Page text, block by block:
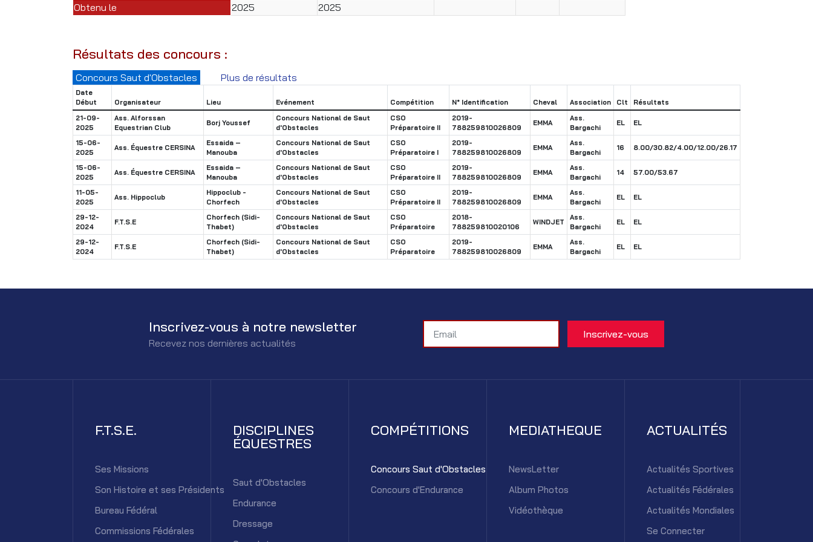
Obtenu le
2025 2025
Résultats des concours :
Concours Saut d'Obstacles Plus de résultats
Date
Début
Organisateur Lieu Evénement Compétition N° Identification Cheval Association Clt
Résultats
21-09-
2025
Ass. Alforssan
Equestrian Club
Borj Youssef
Concours National de Saut
d'Obstacles
CSO
Préparatoire II
2019-
788259810026809
EMMA
Ass.
Bargachi
EL EL
15-06-
2025
Ass. Équestre CERSINA
Essaida –
Manouba
Concours National de Saut
d'Obstacles
CSO
Préparatoire I
2019-
788259810026809
EMMA
Ass.
Bargachi
16 8.00/30.82/4.00/12.00/26.17
15-06-
2025
Ass. Équestre CERSINA
Essaida –
Manouba
Concours National de Saut
d'Obstacles
CSO
Préparatoire II
2019-
788259810026809
EMMA
Ass.
Bargachi
14 57.00/53.67
11-05-
2025
Ass. Hippoclub
Hippoclub -
Chorfech
Concours National de Saut
d'Obstacles
CSO
Préparatoire II
2019-
788259810026809
EMMA
Ass.
Bargachi
EL EL
29-12-
2024
F.T.S.E
Chorfech (Sidi-
Thabet)
Concours National de Saut
d'Obstacles
CSO
Préparatoire
2018-
788259810020106
WINDJET
Ass.
Bargachi
EL EL
29-12-
2024
F.T.S.E
Chorfech (Sidi-
Thabet)
Concours National de Saut
d'Obstacles
CSO
Préparatoire
2019-
788259810026809
EMMA
Ass.
Bargachi
EL EL
Inscrivez-vous à notre newsletter
Recevez nos dernières actualités
F.T.S.E.
Ses Missions
Son Histoire et ses Présidents
Bureau Fédéral
Commissions Fédérales
DISCIPLINES
ÉQUESTRES
Saut d'Obstacles
Endurance
Dressage
COMPÉTITIONS
Concours Saut d'Obstacles
Concours d'Endurance
MEDIATHEQUE
NewsLetter
Album Photos
Vidéothèque
ACTUALITÉS
Actualités Sportives
Actualités Fédérales
Actualités Mondiales
Se Connecter